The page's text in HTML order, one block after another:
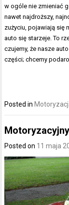
w ogóle nie zmieniać
nawet najdroższy,
zużyciu, pojawiają się
auto się starzeje. To
czujemy, że nasze
części; chcemy
Posted in
Posted on 11 maja